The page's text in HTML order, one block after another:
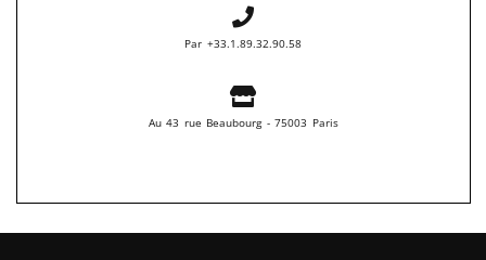
Par +33.1.89.32.90.58
Au 43 rue Beaubourg - 75003 Paris